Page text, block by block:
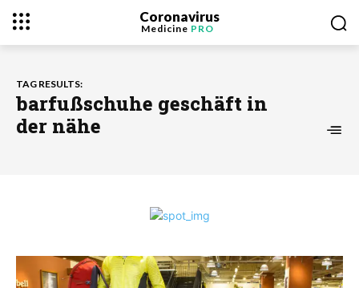
Coronavirus
Medicine PRO
TAG RESULTS:
barfußschuhe geschäft in
der nähe